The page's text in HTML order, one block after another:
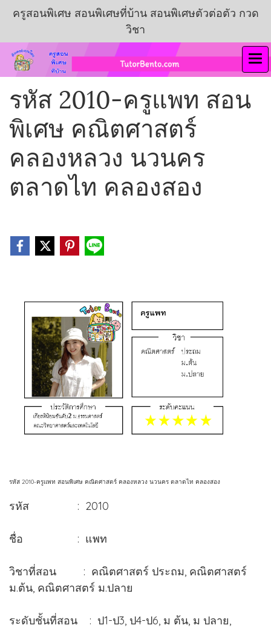
ครูสอนพิเศษ สอนพิเศษที่บ้าน สอนพิเศษตัวต่อตัว กวด
วิชา
รหัส 2010-ครูแพท สอน
พิเศษ คณิตศาสตร์
คลองหลวง นวนคร
ตลาดไท คลองสอง
รหัส 2010-ครูแพท สอนพิเศษ คณิตศาสตร์ คลองหลวง นวนคร ตลาดไท คลองสอง
รหัส : 2010
ชื่อ : แพท
วิชาที่สอน : คณิตศาสตร์ ประถม, คณิตศาสตร์
ม.ต้น, คณิตศาสตร์ ม.ปลาย
ระดับชั้นที่สอน : ป1-ป3, ป4-ป6, ม ต้น, ม ปลาย,